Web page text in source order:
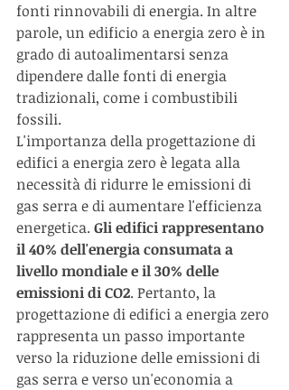
fonti rinnovabili di energia. In altre
parole, un edificio a energia zero è in
grado di autoalimentarsi senza
dipendere dalle fonti di energia
tradizionali, come i combustibili
fossili.
L'importanza della progettazione di
edifici a energia zero è legata alla
necessità di ridurre le emissioni di
gas serra e di aumentare l'efficienza
energetica. Gli edifici rappresentano
il 40% dell'energia consumata a
livello mondiale e il 30% delle
emissioni di CO2. Pertanto, la
progettazione di edifici a energia zero
rappresenta un passo importante
verso la riduzione delle emissioni di
gas serra e verso un'economia a